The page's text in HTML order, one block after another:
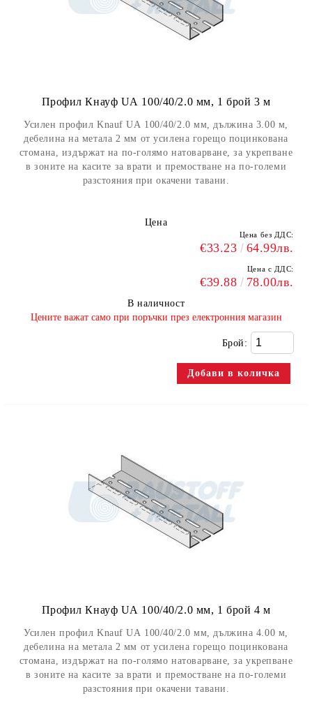
Профил Кнауф UА 100/40/2.0 мм, 1 брой 3 м
Усилен профил Knauf UА 100/40/2.0 мм, дължина 3.00 м,
дебелина на метала 2 мм от усилена горещо поцинкована
стомана, издържат на по-голямо натоварване, за укрепване
в зоните на касите за врати и премостване на по-големи
разстояния при окачени тавани.
Цена
Цена без ДДС:
€33.23 64.99лв.
Цена с ДДС:
€39.88 78.00лв.
В наличност
​Цените важат само при поръчки през електронния магазин
Брой:
Профил Кнауф UА 100/40/2.0 мм, 1 брой 4 м
Усилен профил Knauf UА 100/40/2.0 мм, дължина 4.00 м,
дебелина на метала 2 мм от усилена горещо поцинкована
стомана, издържат на по-голямо натоварване, за укрепване
в зоните на касите за врати и премостване на по-големи
разстояния при окачени тавани.